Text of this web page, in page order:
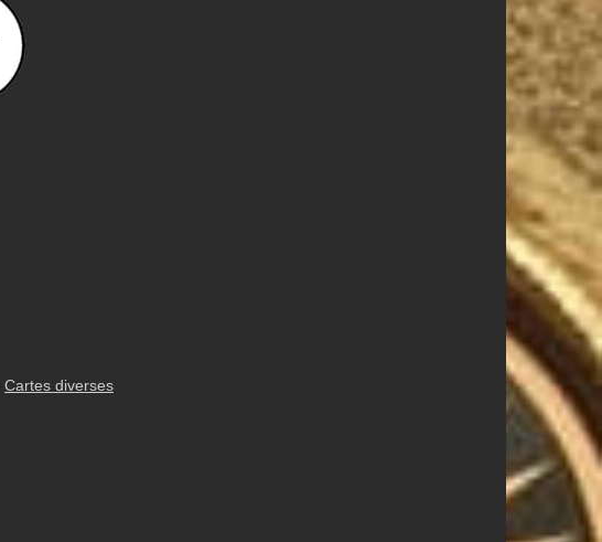
Cartes diverses